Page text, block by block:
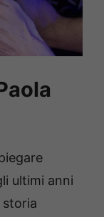
ultimi anni
storia